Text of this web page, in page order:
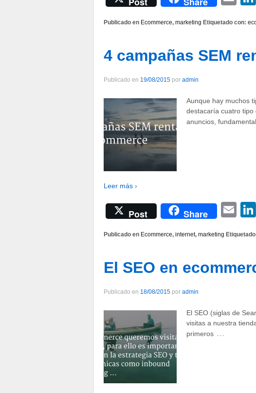
Publicado en Ecommerce, marketing Etiquetado con:
4 campañas SEM
Publicado en 19/08/2015 por admin
Aunque hay muchos
destacaría cuatro tipo
anuncios,
Leer más ›
Post Share
Publicado en Ecommerce, internet, marketing
El SEO en
Publicado en 18/08/2015 por admin
El SEO (siglas de
visitas a nuestra
primeros …